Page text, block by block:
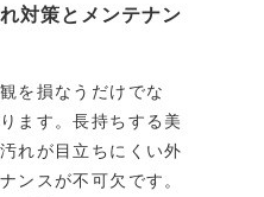
対策とメンテナン
を損なうだけでな
ます。長持ちする美
れが目立ちにくい外
ンスが不可欠です。